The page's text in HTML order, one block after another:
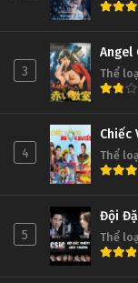
3
Angel
Thể
4
Chiếc
Thể
5
Đội
Thể